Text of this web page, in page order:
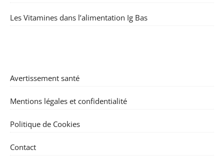
Les Vitamines dans l’alimentation Ig Bas
Avertissement santé
Mentions légales et confidentialité
Politique de Cookies
Contact